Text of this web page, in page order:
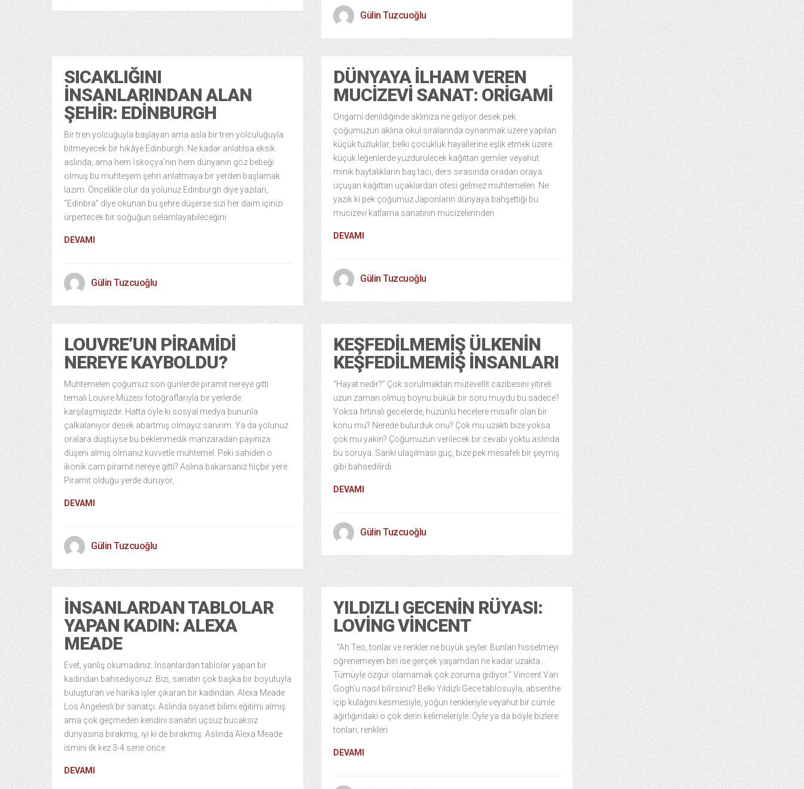
Gülin Tuzcuoğlu
SICAKLIĞINI
İNSANLARINDAN ALAN
ŞEHIR: EDINBURGH
Bir tren yolcuğuyla başlayan ama asla bir tren yolculuğuyla
bitmeyecek bir hikâye Edinburgh. Ne kadar anlatılsa eksik
aslında, ama hem İskoçya’nın hem dünyanın göz bebeği
olmuş bu muhteşem şehri anlatmaya bir yerden başlamak
lazım. Öncelikle olur da yolunuz Edinburgh diye yazılan,
“Edinbra” diye okunan bu şehre düşerse sizi her daim içinizi
ürpertecek bir soğuğun selamlayabileceğini
DEVAMI
Gülin Tuzcuoğlu
DÜNYAYA İLHAM VEREN
MUCIZEVI SANAT: ORIGAMI
Origami denildiğinde aklınıza ne geliyor desek pek
çoğumuzun aklına okul sıralarında oynanmak üzere yapılan
küçük tuzluklar, belki çocukluk hayallerine eşlik etmek üzere
küçük leğenlerde yüzdürülecek kağıttan gemiler veyahut
minik haytalıkların baş tacı, ders sırasında oradan oraya
uçuşan kağıttan uçaklardan ötesi gelmez muhtemelen. Ne
yazık ki pek çoğumuz Japonların dünyaya bahşettiği bu
mucizevi katlama sanatının mucizelerinden
DEVAMI
Gülin Tuzcuoğlu
LOUVRE’UN PIRAMIDI
NEREYE KAYBOLDU?
Muhtemelen çoğumuz son günlerde piramit nereye gitti
temalı Louvre Müzesi fotoğraflarıyla bir yerlerde
karşılaşmışızdır. Hatta öyle ki sosyal medya bununla
çalkalanıyor desek abartmış olmayız sanırım. Ya da yolunuz
oralara düştüyse bu beklenmedik manzaradan payınıza
düşeni almış olmanız kuvvetle muhtemel. Peki sahiden o
ikonik cam piramit nereye gitti? Aslına bakarsanız hiçbir yere.
Piramit olduğu yerde duruyor,
DEVAMI
Gülin Tuzcuoğlu
KEŞFEDILMEMIŞ ÜLKENIN
KEŞFEDILMEMIŞ İNSANLARI
“Hayat nedir?” Çok sorulmaktan mütevellit cazibesini yitireli
uzun zaman olmuş boynu bükük bir soru muydu bu sadece?
Yoksa fırtınalı gecelerde, hüzünlü hecelere misafir olan bir
konu mu? Nerede bulurduk onu? Çok mu uzaktı bize yoksa
çok mu yakın? Çoğumuzun verilecek bir cevabı yoktu aslında
bu soruya. Sanki ulaşılması güç, bize pek mesafeli bir şeymiş
gibi bahsedilirdi
DEVAMI
Gülin Tuzcuoğlu
İNSANLARDAN TABLOLAR
YAPAN KADIN: ALEXA
MEADE
Evet, yanlış okumadınız. İnsanlardan tablolar yapan bir
kadından bahsediyoruz. Bizi, sanatın çok başka bir boyutuyla
buluşturan ve harika işler çıkaran bir kadından. Alexa Meade
Los Angeleslı bir sanatçı. Aslında siyaset bilimi eğitimi almış
ama çok geçmeden kendini sanatın uçsuz bucaksız
dünyasına bırakmış, iyi ki de bırakmış. Aslında Alexa Meade
ismini ilk kez 3-4 sene önce
DEVAMI
YILDIZLI GECENIN RÜYASI:
LOVING VINCENT
“Ah Teo, tonlar ve renkler ne büyük şeyler. Bunları hissetmeyi
öğrenemeyen biri ise gerçek yaşamdan ne kadar uzakta…
Tümüyle özgür olamamak çok zoruma gidiyor.” Vincent Van
Gogh’u nasıl bilirsiniz? Belki Yıldızlı Gece tablosuyla, absenthe
içip kulağını kesmesiyle, yoğun renkleriyle veyahut bir cümle
ağırlığındaki o çok derin kelimeleriyle. Öyle ya da böyle bizlere
tonları, renkleri
DEVAMI